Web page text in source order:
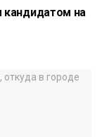
кандидатом на